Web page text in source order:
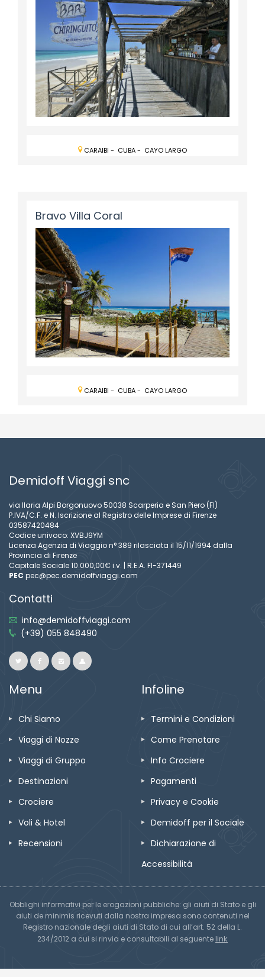
CARAIBI - CUBA- CAYO LARGO
Bravo Villa Coral
CARAIBI - CUBA- CAYO LARGO
Demidoff Viaggi snc
via Ilaria Alpi Borgonuovo 50038 Scarperia e San Piero (FI)
P.IVA/C.F. e N. Iscrizione al Registro delle Imprese di Firenze
03587420484
Codice univoco: XVBJ9YM
Licenza Agenzia di Viaggio n° 389 rilasciata il 15/11/1994 dalla
Provincia di Firenze
Capitale Sociale 10.000,00€ i.v. | R.E.A. FI-371449
PEC pec@pec.demidoffviaggi.com
Contatti
info@demidoffviaggi.com
(+39) 055 848490
Menu
Chi Siamo
Viaggi di Nozze
Viaggi di Gruppo
Destinazioni
Crociere
Voli & Hotel
Recensioni
Infoline
Termini e Condizioni
Come Prenotare
Info Crociere
Pagamenti
Privacy e Cookie
Demidoff per il Sociale
Dichiarazione di
Accessibilità
Obblighi informativi per le erogazioni pubbliche: gli aiuti di Stato e gli
aiuti de minimis ricevuti dalla nostra impresa sono contenuti nel
Registro nazionale degli aiuti di Stato di cui all’art. 52 della L.
234/2012 a cui si rinvia e consultabili al seguente link